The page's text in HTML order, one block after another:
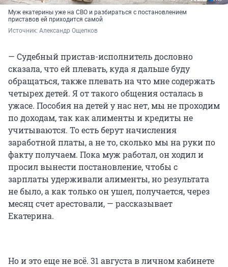
Муж екатерины уже на СВО и разбираться с постановлением
приставов ей приходится самой
Источник: Александр Ощепков
— Судебный пристав-исполнитель дословно
сказала, что ей плевать, куда я дальше буду
обращаться, также плевать на что мне содержать
четырех детей. Я от такого общения осталась в
ужасе. Пособия на детей у нас нет, мы не проходим
по доходам, так как алименты и кредиты не
учитываются. То есть берут начисления
заработной платы, а не то, сколько мы на руки по
факту получаем. Пока муж работал, он ходил и
просил вынести постановление, чтобы с
зарплаты удерживали алименты, но результата
не было, а как только он ушел, получается, через
месяц счет арестовали, — рассказывает
Екатерина.
Но и это еще не всё. 31 августа в личном кабинете